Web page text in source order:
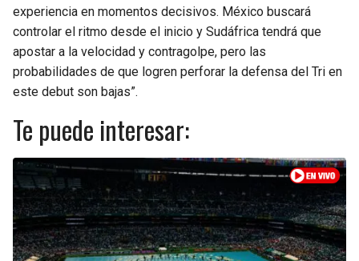
experiencia en momentos decisivos. México buscará
controlar el ritmo desde el inicio y Sudáfrica tendrá que
apostar a la velocidad y contragolpe, pero las
probabilidades de que logren perforar la defensa del Tri en
este debut son bajas”.
Te puede interesar: